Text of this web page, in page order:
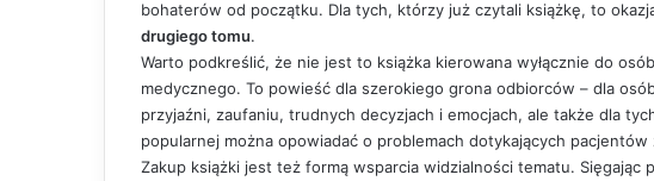
bohaterów od początku. Dla tych, którzy już czytali książkę, to
drugiego tomu.
Warto podkreślić, że nie jest to książka kierowana wyłącznie do
medycznego. To powieść dla szerokiego grona odbiorców – dla
przyjaźni, zaufaniu, trudnych decyzjach i emocjach, ale także dla
popularnej można opowiadać o problemach dotykających pacjentów
Zakup książki jest też formą wsparcia widzialności tematu. Sięgając